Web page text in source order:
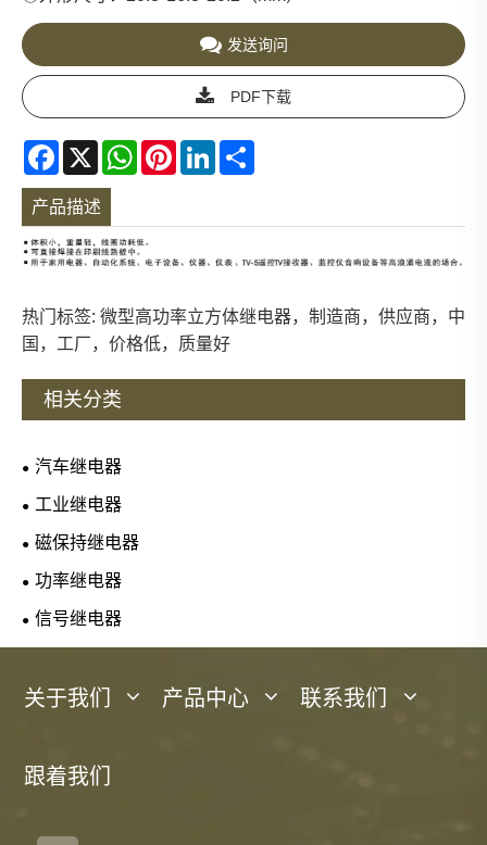
发送询问
PDF下载
Facebook
X WhatsApp
PinterestLinkedIn
产品描述
热门标签: 微型高功率立方体继电器，制造商，供应商，中
国，工厂，价格低，质量好
相关分类
汽车继电器
工业继电器
磁保持继电器
功率继电器
信号继电器
关于我们 产品中心 联系我们
跟着我们